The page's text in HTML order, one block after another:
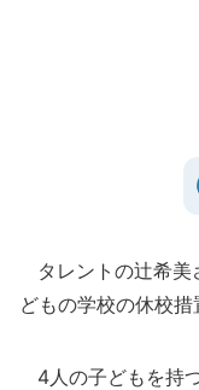
タレントの辻希美
どもの学校の休校措
4人の子どもを持